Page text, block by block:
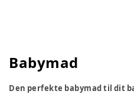
Babymad
Den perfekte babymad til dit